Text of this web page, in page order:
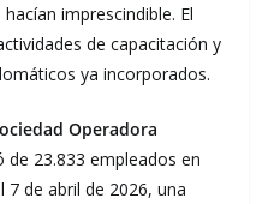
imprescindible. El
de capacitación y
ya incorporados.
Operadora
de 23.833 empleados en
7 de abril de 2026, una